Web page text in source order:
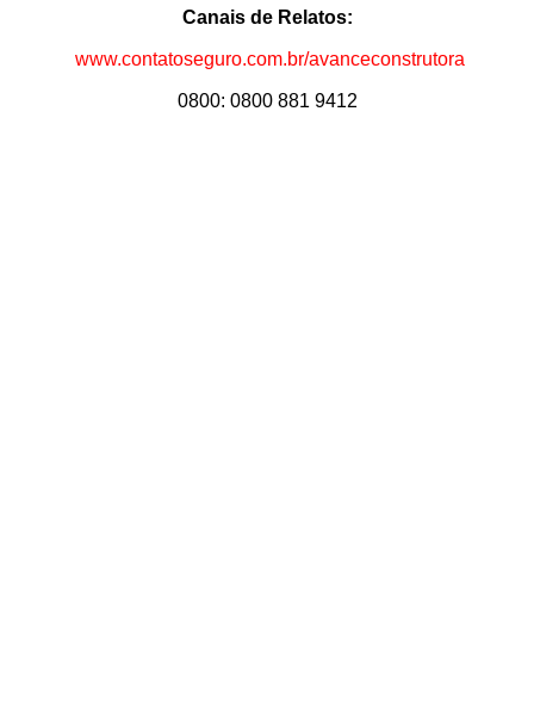
Canais de Relatos:
www.contatoseguro.com.br/avanceconstrutora
0800: 0800 881 9412